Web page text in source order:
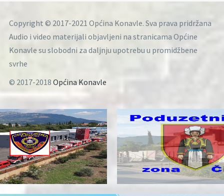
Copyright © 2017-2021 Općina Konavle. Sva prava pridržana
Audio i video materijali objavljeni na stranicama Općine
Konavle su slobodni za daljnju upotrebu u promidžbene
svrhe
© 2017-2018 Općina Konavle